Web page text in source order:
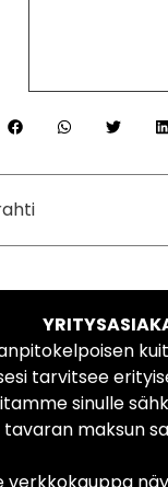
tarvitsee
sinulle
maksun
verkkokauppa